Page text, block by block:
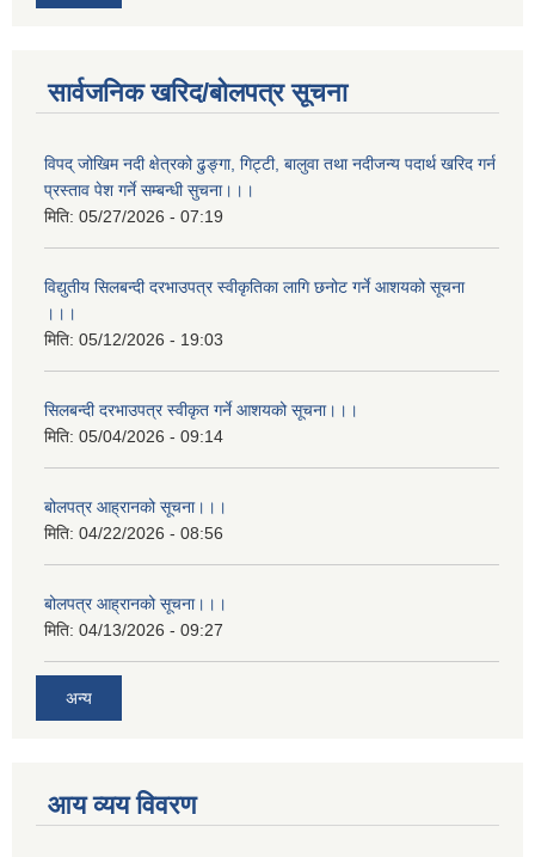
सार्वजनिक खरिद/बोलपत्र सूचना
विपद् जोखिम नदी क्षेत्रको ढुङ्गा, गिट्टी, बालुवा तथा नदीजन्य पदार्थ खरिद गर्न
प्रस्ताव पेश गर्ने सम्बन्धी सुचना।।।
मिति: 05/27/2026 - 07:19
विद्युतीय सिलबन्दी दरभाउपत्र स्वीकृतिका लागि छनोट गर्ने आशयको सूचना
।।।
मिति: 05/12/2026 - 19:03
सिलबन्दी दरभाउपत्र स्वीकृत गर्ने आशयको सूचना।।।
मिति: 05/04/2026 - 09:14
बोलपत्र आह्रानको सूचना।।।
मिति: 04/22/2026 - 08:56
बोलपत्र आह्रानको सूचना।।।
मिति: 04/13/2026 - 09:27
अन्य
आय व्यय विवरण